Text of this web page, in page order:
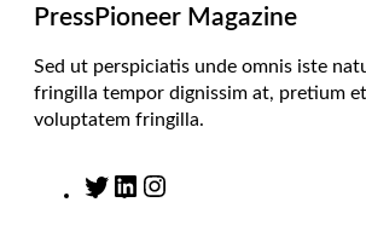
m
PressPioneer Magazine
Sed ut perspiciatis unde omnis iste
fringilla tempor dignissim at, pretium
voluptatem fringilla.
T
L